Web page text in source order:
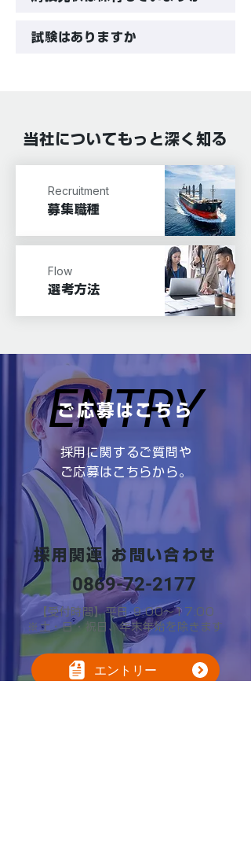
試験はありますか
当社についてもっと深く知る
Recruitment
募集職種
Flow
​選考方法
ENTRY
ENTRY
ご応募はこちら
採用に関するご質問や
ご応募はこちらから。
採用関連 お問い合わせ
0869-72-2177
【受付時間】平日 9:00～17:00
※土・日・祝日、年末年始を除きます
エントリー